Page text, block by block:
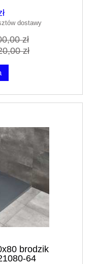
dostawy
zł
zł
brodzik
64